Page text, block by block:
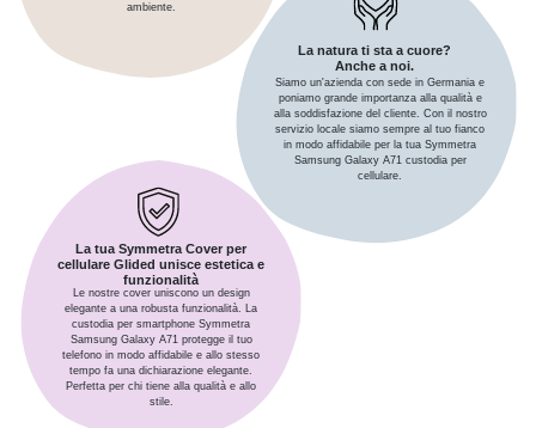
ambiente.
La natura ti sta a cuore?
Anche a noi.
Siamo un'azienda con sede in Germania e
poniamo grande importanza alla qualità e
alla soddisfazione del cliente. Con il nostro
servizio locale siamo sempre al tuo fianco
in modo affidabile per la tua Symmetra
Samsung Galaxy A71 custodia per
cellulare.
La tua Symmetra Cover per
cellulare Glided unisce estetica e
funzionalità
Le nostre cover uniscono un design
elegante a una robusta funzionalità. La
custodia per smartphone Symmetra
Samsung Galaxy A71 protegge il tuo
telefono in modo affidabile e allo stesso
tempo fa una dichiarazione elegante.
Perfetta per chi tiene alla qualità e allo
stile.